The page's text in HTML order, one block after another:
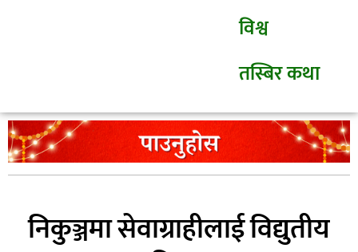
विश्व
तस्बिर कथा
निकुञ्जमा सेवाग्राहीलाई विद्युतीय